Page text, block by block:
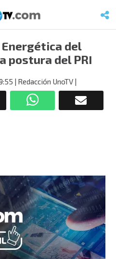
del
postura del PRI
| Redacción UnoTV |